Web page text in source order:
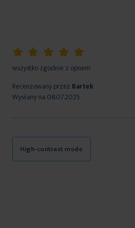
wszystko zgodnie z opisem
Recenzowany przez Bartek
Wysłany na 08.07.2025
High-contrast mode